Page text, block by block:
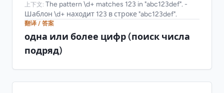
上下文: The pattern \d+ matches 123 in "abc123def". -
Шаблон \d+ находит 123 в строке "abc123def".
翻译 / 答案
одна или более цифр (поиск числа
подряд)